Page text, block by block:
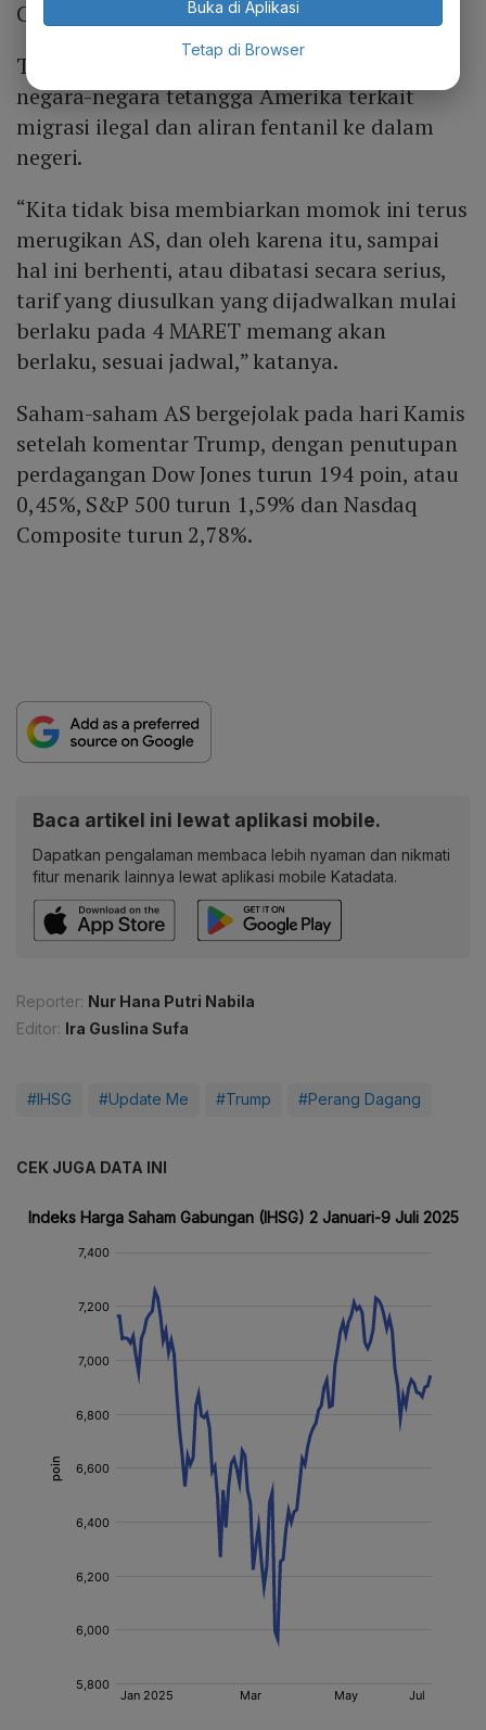
CNN International.
Trump telah menetapkan tarif terhadap
negara-negara tetangga Amerika terkait
migrasi ilegal dan aliran fentanil ke dalam
negeri.
“Kita tidak bisa membiarkan momok ini terus
merugikan AS, dan oleh karena itu, sampai
hal ini berhenti, atau dibatasi secara serius,
tarif yang diusulkan yang dijadwalkan mulai
berlaku pada 4 MARET memang akan
berlaku, sesuai jadwal,” katanya.
Saham-saham AS bergejolak pada hari Kamis
setelah komentar Trump, dengan penutupan
perdagangan Dow Jones turun 194 poin, atau
0,45%, S&P 500 turun 1,59% dan Nasdaq
Composite turun 2,78%.
Baca artikel ini lewat aplikasi mobile.
Dapatkan pengalaman membaca lebih nyaman dan nikmati
fitur menarik lainnya lewat aplikasi mobile Katadata.
Reporter: Nur Hana Putri Nabila
Editor: Ira Guslina Sufa
#IHSG #Update Me #Trump #Perang Dagang
CEK JUGA DATA INI
Buka di Aplikasi
Tetap di Browser